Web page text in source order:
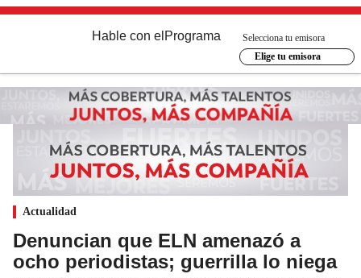
Hable con el Programa
Selecciona tu emisora
Elige tu emisora
Actualidad
Denuncian que ELN amenazó a
ocho periodistas; guerrilla lo niega